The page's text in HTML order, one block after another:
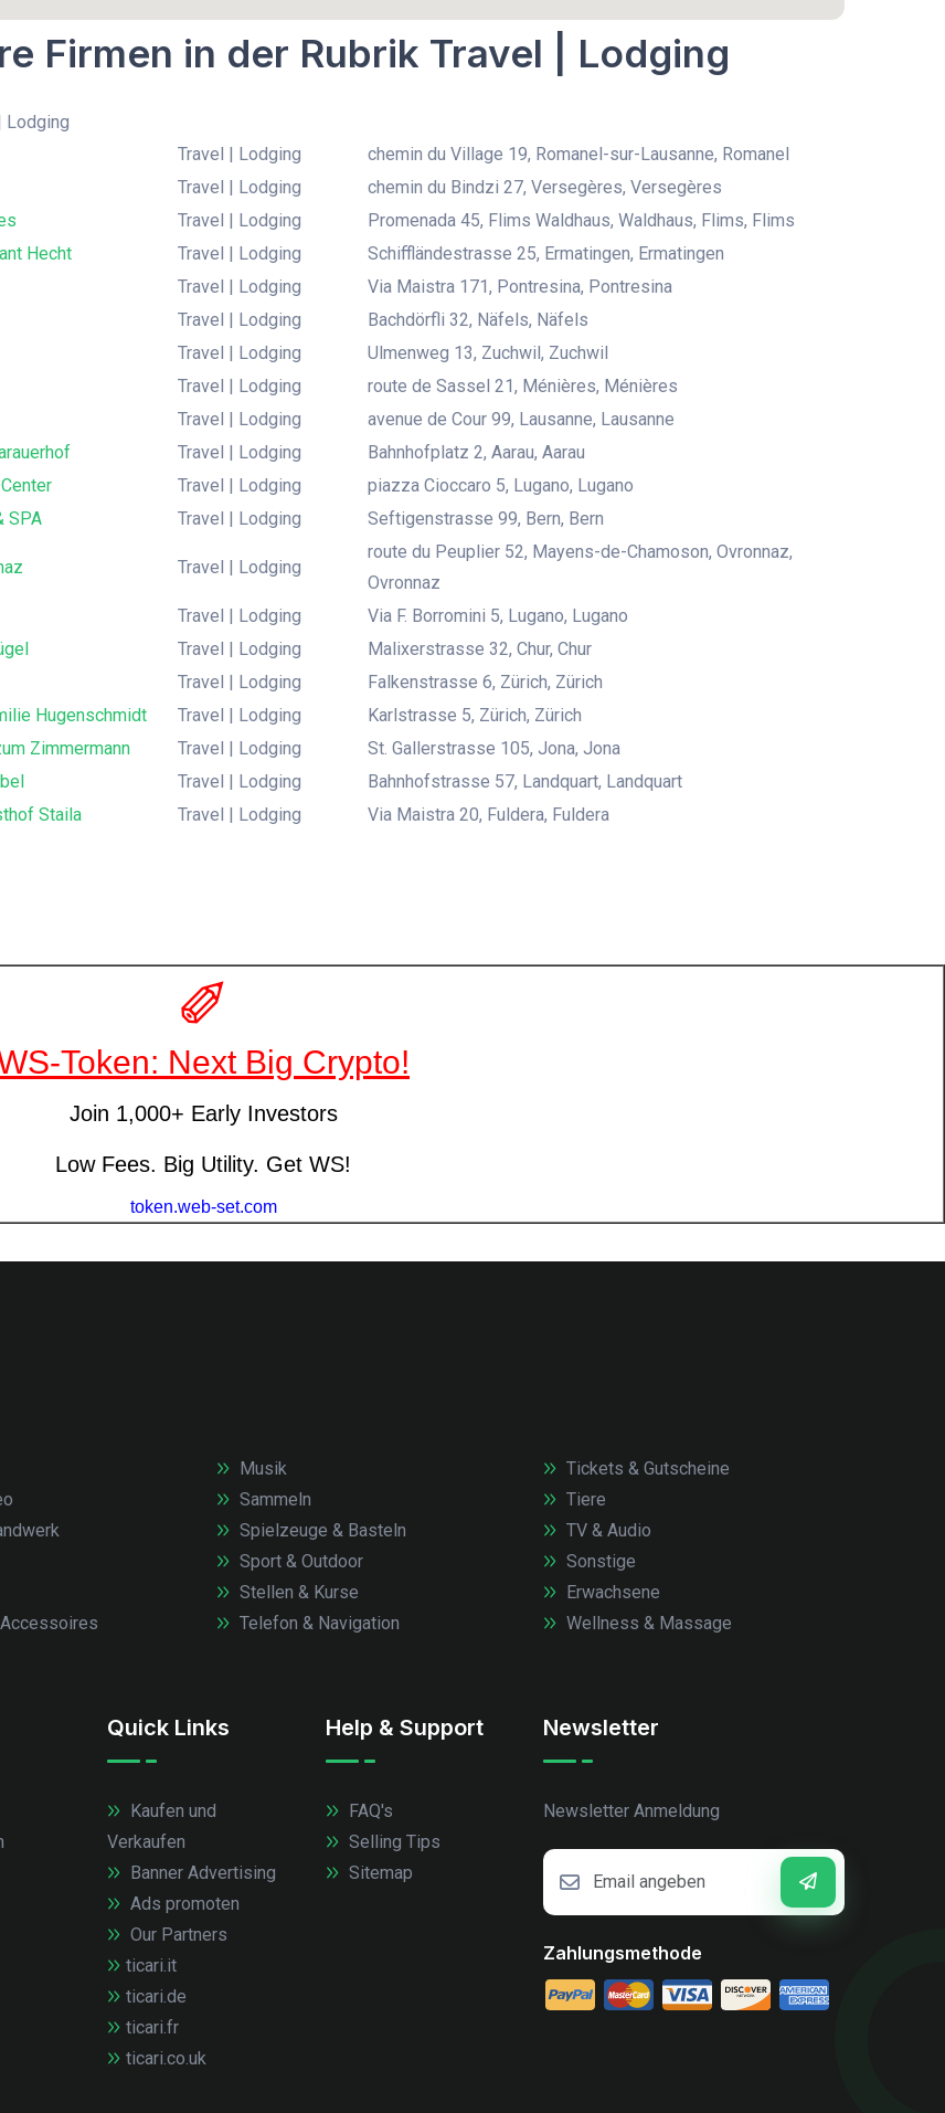
Firmen in der Rubrik Travel | Lodging
Lodging
Travel | Lodging
chemin du Village 19, Romanel-sur-Lausanne, Romanel
Travel | Lodging
chemin du Bindzi 27, Versegères, Versegères
Travel | Lodging
Promenada 45, Flims Waldhaus, Waldhaus, Flims, Flims
Hecht
Travel | Lodging
Schiffländestrasse 25, Ermatingen, Ermatingen
Travel | Lodging
Via Maistra 171, Pontresina, Pontresina
Travel | Lodging
Bachdörfli 32, Näfels, Näfels
Travel | Lodging
Ulmenweg 13, Zuchwil, Zuchwil
Travel | Lodging
route de Sassel 21, Ménières, Ménières
Travel | Lodging
avenue de Cour 99, Lausanne, Lausanne
Travel | Lodging
Bahnhofplatz 2, Aarau, Aarau
Travel | Lodging
piazza Cioccaro 5, Lugano, Lugano
SPA
Travel | Lodging Seftigenstrasse 99, Bern, Bern
Travel | Lodging
route du Peuplier 52, Mayens-de-Chamoson, Ovronnaz,
Ovronnaz
Travel | Lodging
Via F. Borromini 5, Lugano, Lugano
Travel | Lodging
Malixerstrasse 32, Chur, Chur
Travel | Lodging
Falkenstrasse 6, Zürich, Zürich
Hugenschmidt
Travel | Lodging
Karlstrasse 5, Zürich, Zürich
Zimmermann
Travel | Lodging
St. Gallerstrasse 105, Jona, Jona
Travel | Lodging
Bahnhofstrasse 57, Landquart, Landquart
Staila
Travel | Lodging Via Maistra 20, Fuldera, Fuldera
Musik
Sammeln
Spielzeuge & Basteln
Sport & Outdoor
Stellen & Kurse
Telefon & Navigation
Tickets & Gutscheine
Tiere
TV & Audio
Sonstige
Erwachsene
Wellness & Massage
Quick Links
Kaufen und
Verkaufen
Banner Advertising
Ads promoten
Our Partners
ticari.it
ticari.de
ticari.fr
ticari.co.uk
Help & Support
FAQ's
Selling Tips
Sitemap
Newsletter
Newsletter Anmeldung
Zahlungsmethode